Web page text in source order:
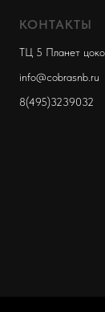
КОНТАКТЫ
ТЦ 5 Планет
info@cobrasnb.ru
8(495)3239032